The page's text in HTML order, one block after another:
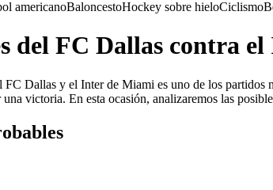
americanoBaloncestoHockey sobre hieloCiclismo
del FC Dallas contra
Dallas y el Inter de Miami es uno de los partidos
victoria. En esta ocasión, analizaremos las